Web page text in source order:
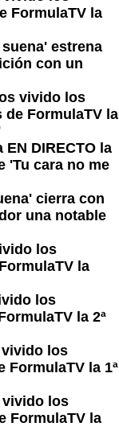
FormulaTV la
estrena
con un
vivido los
de FormulaTV la
EN DIRECTO la
'Tu cara no me
cierra con
una notable
los
la
los
la 2ª
los
FormulaTV la 1ª
los
FormulaTV la